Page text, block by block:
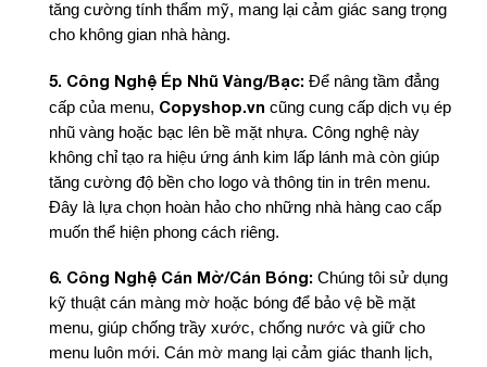
tăng cường tính thẩm mỹ, mang lại cảm giác sang trọng
cho không gian nhà hàng.
5. Công Nghệ Ép Nhũ Vàng/Bạc: Để nâng tầm đẳng
cấp của menu, Copyshop.vn cũng cung cấp dịch vụ ép
nhũ vàng hoặc bạc lên bề mặt nhựa. Công nghệ này
không chỉ tạo ra hiệu ứng ánh kim lấp lánh mà còn giúp
tăng cường độ bền cho logo và thông tin in trên menu.
Đây là lựa chọn hoàn hảo cho những nhà hàng cao cấp
muốn thể hiện phong cách riêng.
6. Công Nghệ Cán Mờ/Cán Bóng: Chúng tôi sử dụng
kỹ thuật cán màng mờ hoặc bóng để bảo vệ bề mặt
menu, giúp chống trầy xước, chống nước và giữ cho
menu luôn mới. Cán mờ mang lại cảm giác thanh lịch,